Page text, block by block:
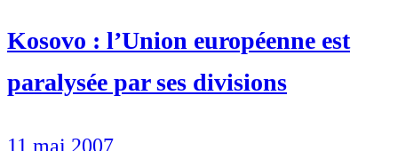
Kosovo : l’Union européenne est
paralysée par ses divisions
11 mai 2007